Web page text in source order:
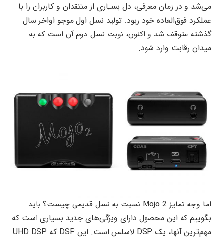
می‌شد و در زمان معرفی، دل بسیاری از منتقدان و کاربران را با
عملکرد فوق‌العاده خود ربود. تولید نسل اول موجو اواخر سال
گذشته متوقف شد و اکنون، نوبت نسل دوم آن است که به
میدان رقابت وارد شود.
اما وجه تمایز Mojo 2 نسبت به نسل قدیمی چیست؟ باید
بگوییم که این محصول دارای ویژگی‌های جدید بسیاری است که
مهم‌ترین آنها، یک DSP لاسلس است. این DSP که UHD DSP